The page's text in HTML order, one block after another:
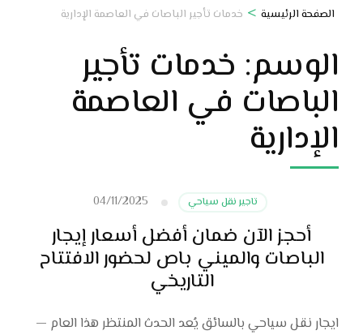
الصفحة الرئيسية > خدمات تأجير الباصات في العاصمة الإدارية
الوسم: خدمات تأجير
الباصات في العاصمة
الإدارية
تاجير نقل سياحي 04/11/2025
أحجز الآن ضمان أفضل أسعار إيجار
الباصات والميني باص لحضور الافتتاح
التاريخي
ايجار نقل سياحي بالسائق يُعد الحدث المنتظر هذا العام —